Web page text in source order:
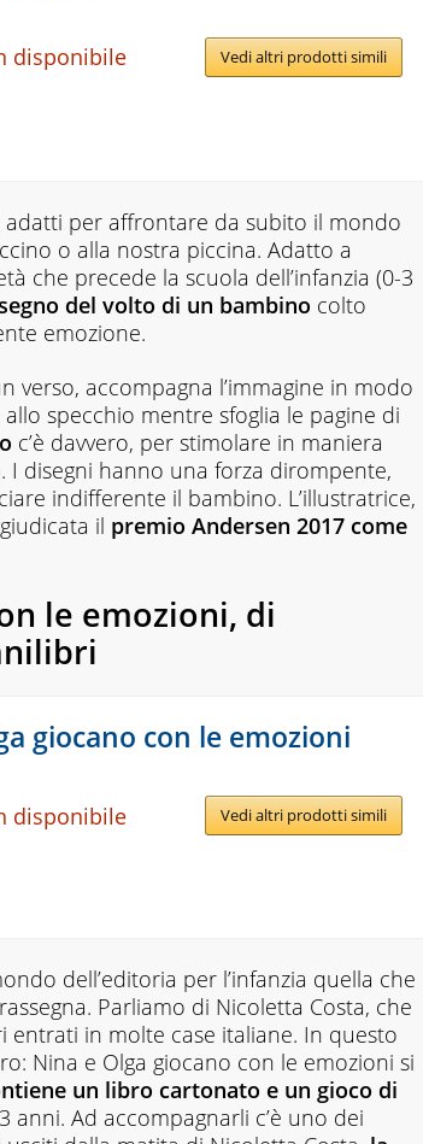
disponibile Vedi altri prodotti simili
adatti per affrontare da subito il mondo
o alla nostra piccina. Adatto a
che precede la scuola dell’infanzia (0-3
del volto di un bambino colto
emozione.
verso, accompagna l’immagine in modo
specchio mentre sfoglia le pagine di
c’è davvero, per stimolare in maniera
disegni hanno una forza dirompente,
indifferente il bambino. L’illustratrice,
il premio Andersen 2017 come
le emozioni, di
giocano con le emozioni
disponibile Vedi altri prodotti simili
dell’editoria per l’infanzia quella che
Parliamo di Nicoletta Costa, che
entrati in molte case italiane. In questo
Nina e Olga giocano con le emozioni si
un libro cartonato e un gioco di
Ad accompagnarli c’è uno dei